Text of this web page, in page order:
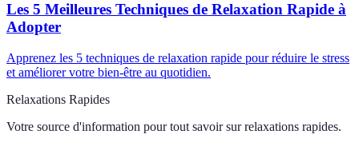
Les 5 Meilleures Techniques de Relaxation Rapide à
Adopter
Apprenez les 5 techniques de relaxation rapide pour réduire le stress
et améliorer votre bien-être au quotidien.
Relaxations Rapides
Votre source d'information pour tout savoir sur relaxations rapides.